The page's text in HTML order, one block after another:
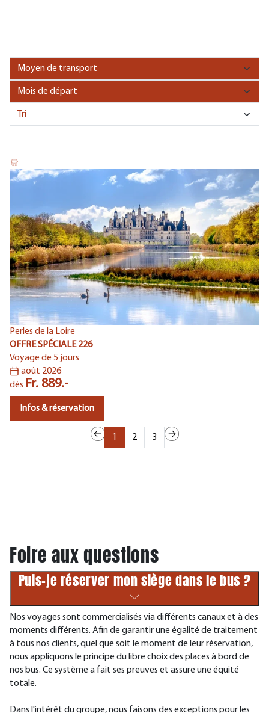
Perles de la Loire
OFFRE SPÉCIALE 226
Voyage de 5 jours
août 2026
dès Fr. 889.-
Infos & réservation
1 2 3
Foire aux questions
Puis-je réserver mon siège dans le bus ?
Nos voyages sont commercialisés via différents canaux et à des
moments différents. Afin de garantir une égalité de traitement
à tous nos clients, quel que soit le moment de leur réservation,
nous appliquons le principe du libre choix des places à bord de
nos bus. Ce système a fait ses preuves et assure une équité
totale.
Dans l'intérêt du groupe, nous faisons des exceptions pour les